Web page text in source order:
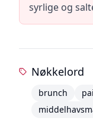
syrlige og
Nøkkelord
brunch pai